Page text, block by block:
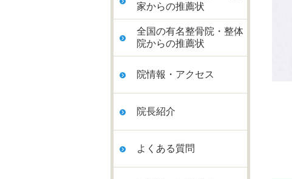
家からの推薦状
全国の有名整骨院・整体
院からの推薦状
院情報・アクセス
院長紹介
よくある質問